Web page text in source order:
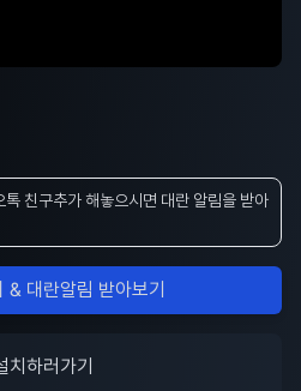
친구추가 해놓으시면 대란 알림을 받아
& 대란알림 받아보기
치하러가기